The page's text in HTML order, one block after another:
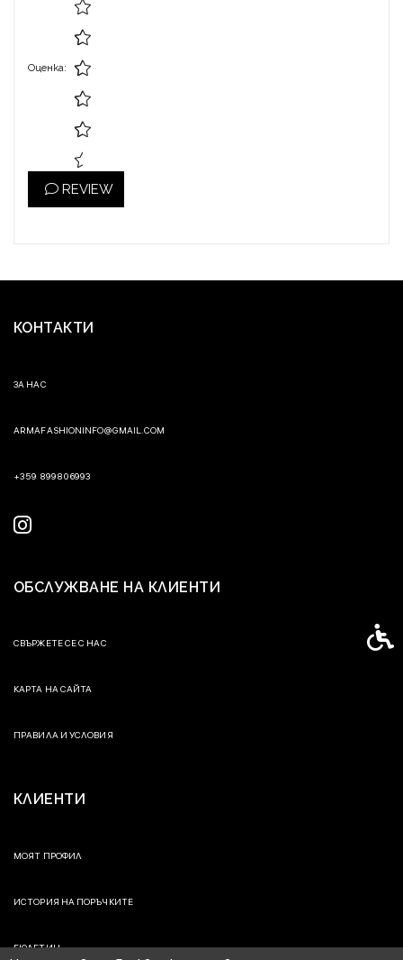
Оценка:
REVIEW
КОНТАКТИ
ЗА НАС
ARMAFASHIONINFO@GMAIL.COM
+359 899806993
ОБСЛУЖВАНЕ НА КЛИЕНТИ
СВЪРЖЕТЕ СЕ С НАС
КАРТА НА САЙТА
ПРАВИЛА И УСЛОВИЯ
КЛИЕНТИ
МОЯТ ПРОФИЛ
ИСТОРИЯ НА ПОРЪЧКИТЕ
БЮЛЕТИН